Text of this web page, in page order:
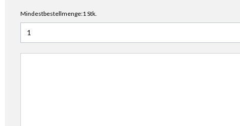
Mindestbestellmenge:1 Stk.
Anzahl für Hardys Aqva.Pure Wand Waschtisch Einhebelmischer